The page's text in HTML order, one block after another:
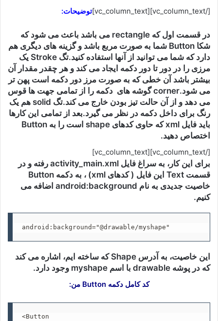
[/vc_column_text][vc_column_text] توضیحات:
در قسمت اول که rectangle می باشد باعث می شود که
شکا Button شما به صورت مربع باشد و گزینه های دیگری هم
دارد که شما می توانید از آنها استفاده کنید.تگ Stroke یک
مرزی را در دور تا دور دکمه ایجاد می کند و هر چقدر مقدار آن
بیشتر باشد آن خطی که به صورت مرز دور دکمه است پهن تر
می شود.corner گوشه های دکمه را از تمامی جهت ها قوس
می دهد و از آن حالت تیز بودن خارج می کند.تگ solid هم یک
رنگ برای داخل دکمه در نظر می گیرد.بعد از تمامی این کارها
باید فایل xml که حاوی کدهای shape است را به Button
اختصاص دهید.
[/vc_column_text][vc_column_text]
برای این کار، به سراغ فایل activity_main.xml رفته و در
قسمت Text این فایل ( کدهای xml) ، به دکمه Button
خاصیت جدیدی به نام android:background اضافه می
کنیم.
android:background="@drawable/myshape"
این خاصیت، به آدرس Shape که ساخته ایم، اشاره می کند
که در پوشه drawable با اسم myshape وجود دارد.
کد کامل دکمه Button من:
<Button